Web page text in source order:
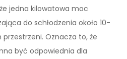
jedna kilowatowa moc
do schłodzenia około 10-
Oznacza to, że
być odpowiednia dla